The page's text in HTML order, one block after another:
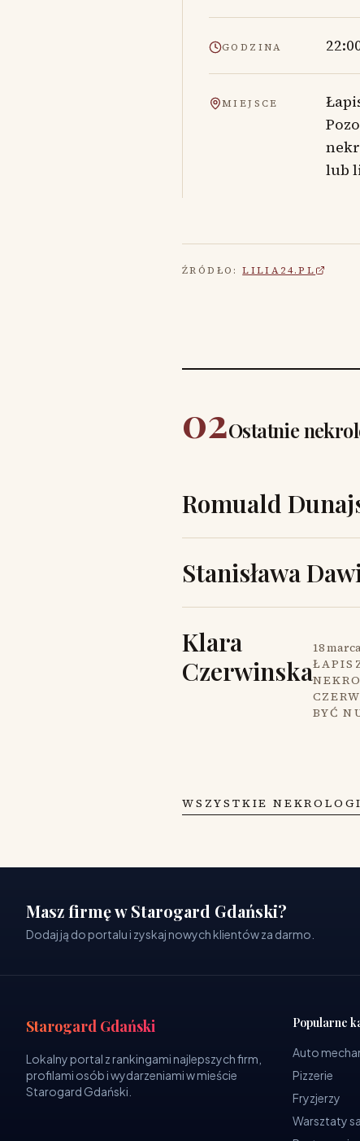
GODZINA
MIEJSCE
lub
ŹRÓDŁO: LILIA24.PL
02Ostatnie
Romuald
Stanisława
Klara
Czerwinska
18
BYĆ
WSZYSTKIE NEKROLOGI
Masz firmę w Starogard Gdański?
Dodaj ją do portalu i zyskaj nowych klientów za darmo.
Starogard Gdański
Lokalny portal z rankingami najlepszych firm,
profilami osób i wydarzeniami w mieście
Starogard Gdański.
Popularne
Auto
Pizzerie
Fryzjerzy
Warsztaty